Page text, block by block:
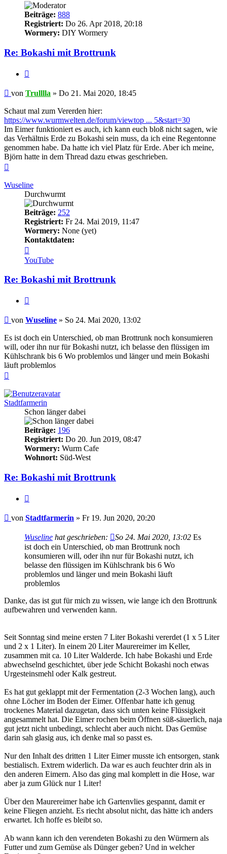
Beiträge: 888
Registriert: Do 26. Apr 2018, 20:18
Wormery: DIY Wormery
Re: Bokashi mit Brottrunk
Beitrag
von Trulllla » Do 21. Mai 2020, 18:45
Schaut mal zum Vererden hier:
https://www.wurmwelten.de/forum/viewtop ... 5&start=30
Im Eimer funktioniert es auch, ich kann euch bloß nicht sagen, wie
das Verhältnis Erde zu Bokashi sein muss, da ich eine Regentonne
genommen habe. Da hatte ich viel Platz für Erde. Aber ich meine,
Björn hatte in dem Thread dazu etwas geschrieben.
Wuseline
Durchwurmt
Beiträge: 252
Registriert: Fr 24. Mai 2019, 11:47
Wormery: None (yet)
Kontaktdaten:
von
Wuseline
YouTube
Re: Bokashi mit Brottrunk
Beitrag
von Wuseline » So 24. Mai 2020, 13:02
Es ist doch ein Unterschied, ob man Brottrunk noch konsumieren
will, oder ihn nur für Bokashi nutzt, ich belasse den flüssigen im
Kühlschrank bis 6 Wo problemlos und länger und mein Bokashi
läuft problemlos
Stadtfarmerin
Schon länger dabei
Beiträge: 196
Registriert: Do 20. Jun 2019, 08:47
Wormery: Wurm Cafe
Wohnort: Süd-West
Re: Bokashi mit Brottrunk
Beitrag
von Stadtfarmerin » Fr 19. Jun 2020, 20:20
Wuseline hat geschrieben: So 24. Mai 2020, 13:02 Es
ist doch ein Unterschied, ob man Brottrunk noch
konsumieren will, oder ihn nur für Bokashi nutzt, ich
belasse den flüssigen im Kühlschrank bis 6 Wo
problemlos und länger und mein Bokashi läuft
problemlos
Danke, das ist gut für mich zu wissen, wie lange ich den Brottrunk
aufbewahren und verwenden kann.
Seit Sonntag sind meine ersten 7 Liter Bokashi vererdet (1 x 5 Liter
und 2 x 1 Liter). In einem 20 Liter Maurereimer im Keller,
zusammen mit ca. 10 Liter Walderde. Ich habe Bokashi und Erde
abwechselnd geschichtet, über jede Schicht Bokashi noch etwas
Urgesteinsmehl oder Kalk gestreut.
Es hat gut geklappt mit der Fermentation (2-3 Wochen lang), auch
ohne Löcher im Boden der Eimer. Offenbar hatte ich genug
trockenes Material dazugetan, dass sich unten keine Flüssigkeit
angesammelt hat. Die Eimer rochen beim Öffnen süß-säuerlich, naja
gut jetzt nicht unbedingt, schlecht aber auch nicht. Das Gemüse
darin sah glasig aus, ich denke mal so passt es.
Nur den Inhalt des dritten 1 Liter Eimer musste ich entsorgen, stank
bestialisch. Extrem widerlich. Da war es auch feuchter drin als in
den anderen Eimern. Also das ging mal komplett in die Hose, war
aber ja zum Glück nur 1 Liter!
Über den Maurereimer habe ich Gartenvlies gespannt, damit er
keine Fliegen anzieht. Es riecht absolut nicht, das hätte ich anders
erwartet. Ich hoffe es bleibt so.
Ab wann kann ich den verendeten Bokashi zu den Würmern als
Futter und zum Gemüse als Dünger geben? Und in welcher